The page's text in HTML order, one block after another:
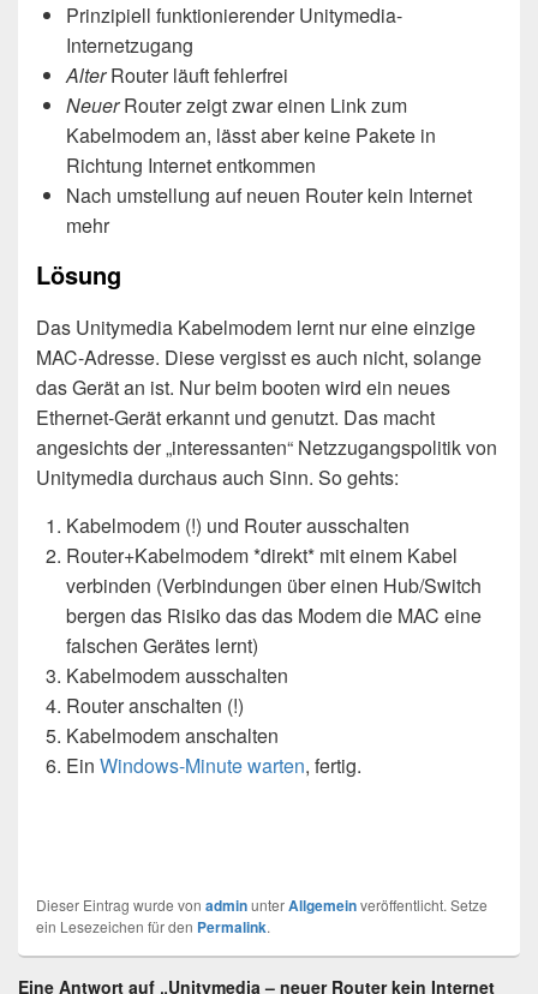
Prinzipiell funktionierender Unitymedia-
Internetzugang
AlterRouter läuft fehlerfrei
NeuerRouter zeigt zwar einen Link zum
Kabelmodem an, lässt aber keine Pakete in
Richtung Internet entkommen
Nach umstellung auf neuen Router kein Internet
mehr
Lösung
Das Unitymedia Kabelmodem lernt nur eine einzige
MAC-Adresse. Diese vergisst es auch nicht, solange
das Gerät an ist. Nur beim booten wird ein neues
Ethernet-Gerät erkannt und genutzt. Das macht
angesichts der „interessanten“ Netzzugangspolitik von
Unitymedia durchaus auch Sinn. So gehts:
Kabelmodem (!) und Router ausschalten
Router+Kabelmodem *direkt* mit einem Kabel
verbinden (Verbindungen über einen Hub/Switch
bergen das Risiko das das Modem die MAC eine
falschen Gerätes lernt)
Kabelmodem ausschalten
Router anschalten (!)
Kabelmodem anschalten
Ein Windows-Minute warten, fertig.
Dieser Eintrag wurde von adminunterAllgemeinveröffentlicht. Setze
ein Lesezeichen für den Permalink.
Eine Antwort auf „Unitymedia – neuer Router kein Internet